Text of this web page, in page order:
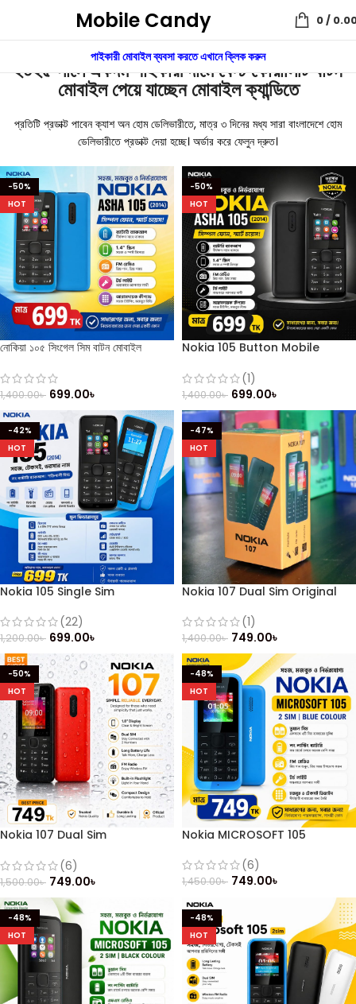
Mobile Candy 0/
পাইকারী মোবাইল ব্যবসা করতে এখানে ক্লিক করুন
২০২৫ সালে একদম পাইকারী দামে বেস্ট কোয়ালিটি বাটন
মোবাইল পেয়ে যাচ্ছেন মোবাইল ক্যান্ডিতে
প্রতিটি প্রডাক্ট পাবেন ক্যাশ অন হোম ডেলিভারীতে, মাত্র ৩ দিনের মধ্য সারা বাংলাদেশে হোম
ডেলিভারীতে প্রডাক্ট দেয়া হচ্ছে। অর্ডার করে ফেলুন দ্রুত।
-50%
HOT
নোকিয়া ১০৫ সিংগেল সিম বাটন মোবাইল
1,400.00৳ 699.00৳
-50%
HOT
Nokia 105 Button Mobile
(1)
1,400.00৳ 699.00৳
-42%
HOT
Nokia 105 Single Sim
(22)
1,200.00৳ 699.00৳
-47%
HOT
Nokia 107 Dual Sim Original
(1)
1,400.00৳ 749.00৳
-50%
HOT
Nokia 107 Dual Sim
(6)
1,500.00৳ 749.00৳
-48%
HOT
Nokia MICROSOFT 105
(6)
1,450.00৳ 749.00৳
-48%
HOT
-48%
HOT